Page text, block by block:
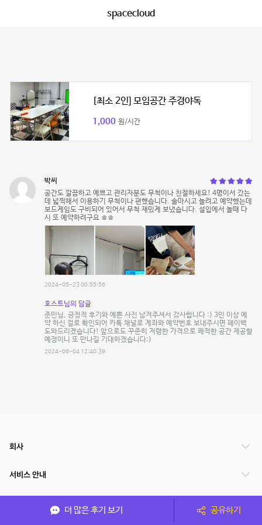
spacecloud
[최소 2인] 모임공간 주경야독
1,000 원/시간
박씨
공간도 깔끔하고 예쁘고 관리자분도 무척이나 친절하세요! 4명이서 갔는
데 넓찍해서 이용하기 무척이나 편했습니다. 술마시고 놀려고 예약했는데
보드게임도 구비되어 있어서 무척 재밌게 보냈습니다. 설입에서 놀때 다
시 또 예약하려구요 ㅎㅎ
2024-05-23 00:55:56
호스트님의 답글
준민님, 긍정적 후기와 예쁜 사진 남겨주셔서 감사합니다 :) 3인 이상 예
약 하신 걸로 확인되어 카톡 채널로 계좌와 예약번호 보내주시면 페이백
도와드리겠습니다! 앞으로도 꾸준히 저렴한 가격으로 쾌적한 공간 제공할
예정이니 또 만나길 기대하겠습니다:)
2024-06-04 12:40:39
더 많은 후기 보기 공유하기
회사
서비스 안내